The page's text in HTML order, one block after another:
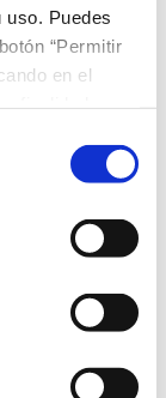
uso. Puedes
“Permitir
en el
de cookies.